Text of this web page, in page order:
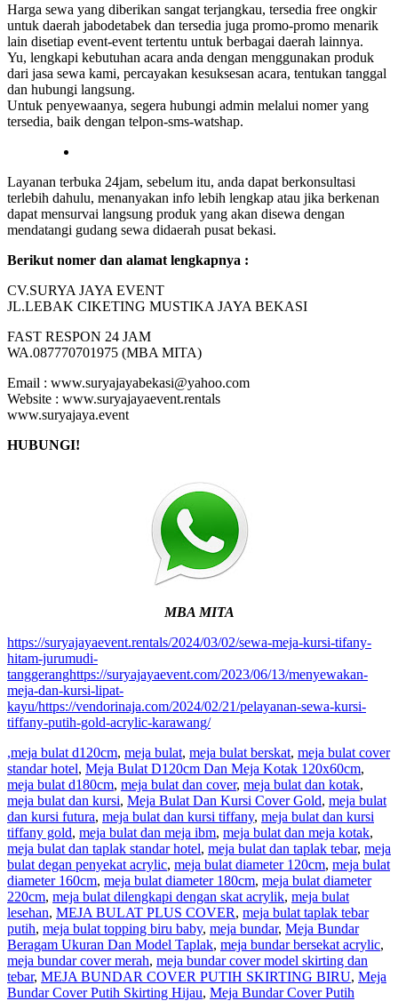
Harga sewa yang diberikan sangat terjangkau, tersedia free ongkir
untuk daerah jabodetabek dan tersedia juga promo-promo menarik
lain disetiap event-event tertentu untuk berbagai daerah lainnya.
Yu, lengkapi kebutuhan acara anda dengan menggunakan produk
dari jasa sewa kami, percayakan kesuksesan acara, tentukan tanggal
dan hubungi langsung.
Untuk penyewaanya, segera hubungi admin melalui nomer yang
tersedia, baik dengan telpon-sms-watshap.
Layanan terbuka 24jam, sebelum itu, anda dapat berkonsultasi
terlebih dahulu, menanyakan info lebih lengkap atau jika berkenan
dapat mensurvai langsung produk yang akan disewa dengan
mendatangi gudang sewa didaerah pusat bekasi.
Berikut nomer dan alamat lengkapnya :
CV.SURYA JAYA EVENT
JL.LEBAK CIKETING MUSTIKA JAYA BEKASI
FAST RESPON 24 JAM
WA.087770701975 (MBA MITA)
Email : www.suryajayabekasi@yahoo.com
Website : www.suryajayaevent.rentals
www.suryajaya.event
HUBUNGI!
MBA MITA
https://suryajayaevent.rentals/2024/03/02/sewa-meja-kursi-tifany-
hitam-jurumudi-
tanggeranghttps://suryajayaevent.com/2023/06/13/menyewakan-
meja-dan-kursi-lipat-
kayu/https://vendorinaja.com/2024/02/21/pelayanan-sewa-kursi-
tiffany-putih-gold-acrylic-karawang/
,meja bulat d120cm, meja bulat, meja bulat berskat, meja bulat cover
standar hotel, Meja Bulat D120cm Dan Meja Kotak 120x60cm,
meja bulat d180cm, meja bulat dan cover, meja bulat dan kotak,
meja bulat dan kursi, Meja Bulat Dan Kursi Cover Gold, meja bulat
dan kursi futura, meja bulat dan kursi tiffany, meja bulat dan kursi
tiffany gold, meja bulat dan meja ibm, meja bulat dan meja kotak,
meja bulat dan taplak standar hotel, meja bulat dan taplak tebar, meja
bulat degan penyekat acrylic, meja bulat diameter 120cm, meja bulat
diameter 160cm, meja bulat diameter 180cm, meja bulat diameter
220cm, meja bulat dilengkapi dengan skat acrylik, meja bulat
lesehan, MEJA BULAT PLUS COVER, meja bulat taplak tebar
putih, meja bulat topping biru baby, meja bundar, Meja Bundar
Beragam Ukuran Dan Model Taplak, meja bundar bersekat acrylic,
meja bundar cover merah, meja bundar cover model skirting dan
tebar, MEJA BUNDAR COVER PUTIH SKIRTING BIRU, Meja
Bundar Cover Putih Skirting Hijau, Meja Bundar Cover Putih